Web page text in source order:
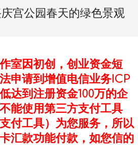
宫公园春天的绿色景观
室因初创，创业资金短
申请到增值电信业务ICP
达到注册资金100万的企
能使用第三方支付工具
付工具）为您服务，所以
汇款功能付款，如您信的